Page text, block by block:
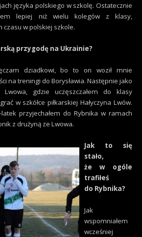
języka polskiego w szkolę. Ostatecznie
lepiej niż wielu kolegów z klasy,
czasu w polskiej szkole.
przygodę na Ukrainie?
dziadkowi, bo to on woził mnie
na treningi do Borysławia. Następnie jako
gdzie uczęszczałem do klasy
w szkółce piłkarskiej Hałyczyna Lwów.
przyjechałem do Rybnika w ramach
z drużyną ze Lwowa.
Jak to się
stało,
że w ogóle
trafiłeś
do Rybnika?
Jak
wspomniałem
wcześniej